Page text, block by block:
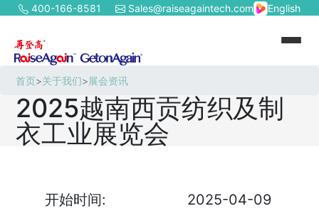
400-166-8581 Sales@raiseagaintech.com English
首页>关于我们>展会资讯
2025越南西贡纺织及制
衣工业展览会
开始时间:
2025-04-09